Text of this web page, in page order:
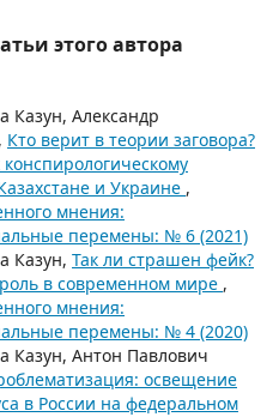
этого автора
Казун, Александр
Кто верит в теории заговора?
и Украине ,
мнения:
перемены: № 6 (2021)
Казун, Так ли страшен фейк?
в современном мире ,
мнения:
перемены: № 4 (2020)
Казун, Антон Павлович
освещение
в России на федеральном